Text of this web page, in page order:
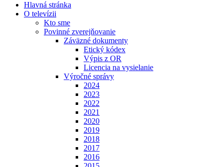
Hlavná stránka
O televízii
Kto sme
Povinné zverejňovanie
Záväzné dokumenty
Etický kódex
Výpis z OR
Licencia na vysielanie
Výročné správy
2024
2023
2022
2021
2020
2019
2018
2017
2016